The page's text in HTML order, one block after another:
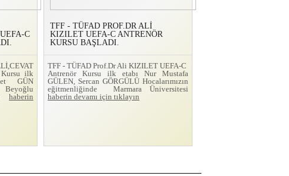
C
Kursu ilk
GÜN
Beyoğlu
haberin
TFF - TÜFAD PROF.DR ALİ
KIZILET UEFA-C ANTRENÖR
KURSU BAŞLADI.
TFF - TÜFAD Prof.Dr Ali KIZILET UEFA-C
Antrenör Kursu ilk etabı Nur Mustafa
GÜLEN, Sercan GÖRGÜLÜ Hocalarımızın
eğitmenliğinde Marmara Üniversitesi
haberin devamı için tıklayın